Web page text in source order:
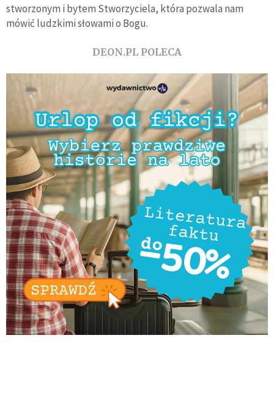
stworzonym i bytem Stworzyciela, która pozwala nam
mówić ludzkimi słowami o Bogu.
DEON.PL POLECA